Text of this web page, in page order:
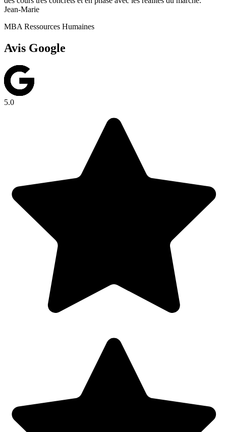
Jean-Marie
MBA Ressources Humaines
Avis Google
5.0